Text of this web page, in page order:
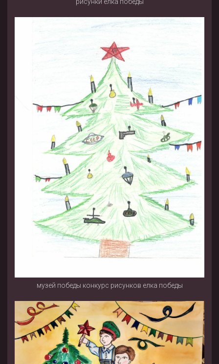
музей победы конкурс рисунков елка победы